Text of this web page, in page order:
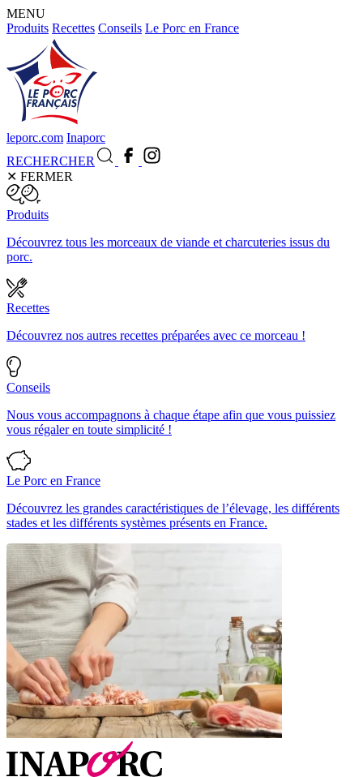
MENU
Produits Recettes Conseils Le Porc en France
leporc.com Inaporc
RECHERCHER
✕ FERMER
Produits
Découvrez tous les morceaux de viande et charcuteries issus du
porc.
Recettes
Découvrez nos autres recettes préparées avec ce morceau !
Conseils
Nous vous accompagnons à chaque étape afin que vous puissiez
vous régaler en toute simplicité !
Le Porc en France
Découvrez les grandes caractéristiques de l’élevage, les différents
stades et les différents systèmes présents en France.